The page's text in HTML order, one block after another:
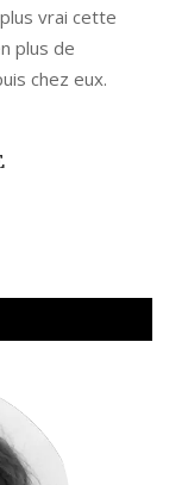
vrai cette
plus de
chez eux.